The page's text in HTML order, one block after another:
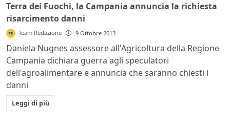
Terra dei Fuochi, la Campania annuncia la richiesta
risarcimento danni
Team Redazione 9 Ottobre 2013
Daniela Nugnes assessore all'Agricoltura della Regione
Campania dichiara guerra agli speculatori
dell'agroalimentare e annuncia che saranno chiesti i
danni
Leggi di più